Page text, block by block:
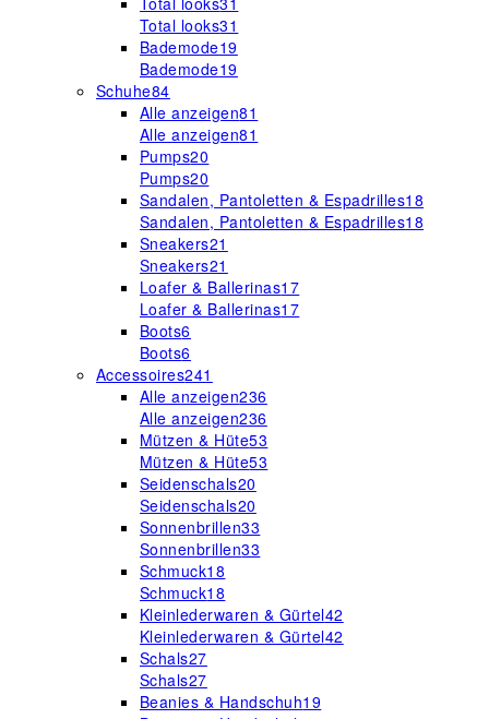
Total looks31
Bademode19
Bademode19
Schuhe84
Alle anzeigen81
Alle anzeigen81
Pumps20
Pumps20
Sandalen, Pantoletten & Espadrilles18
Sandalen, Pantoletten & Espadrilles18
Sneakers21
Sneakers21
Loafer & Ballerinas17
Loafer & Ballerinas17
Boots6
Boots6
Accessoires241
Alle anzeigen236
Alle anzeigen236
Mützen & Hüte53
Mützen & Hüte53
Seidenschals20
Seidenschals20
Sonnenbrillen33
Sonnenbrillen33
Schmuck18
Schmuck18
Kleinlederwaren & Gürtel42
Kleinlederwaren & Gürtel42
Schals27
Schals27
Beanies & Handschuh19